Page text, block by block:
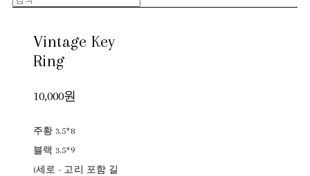
Vintage Key
Ring
10,000원
주황 3.5*8
블랙 3.5*9
(세로 - 고리 포함 길